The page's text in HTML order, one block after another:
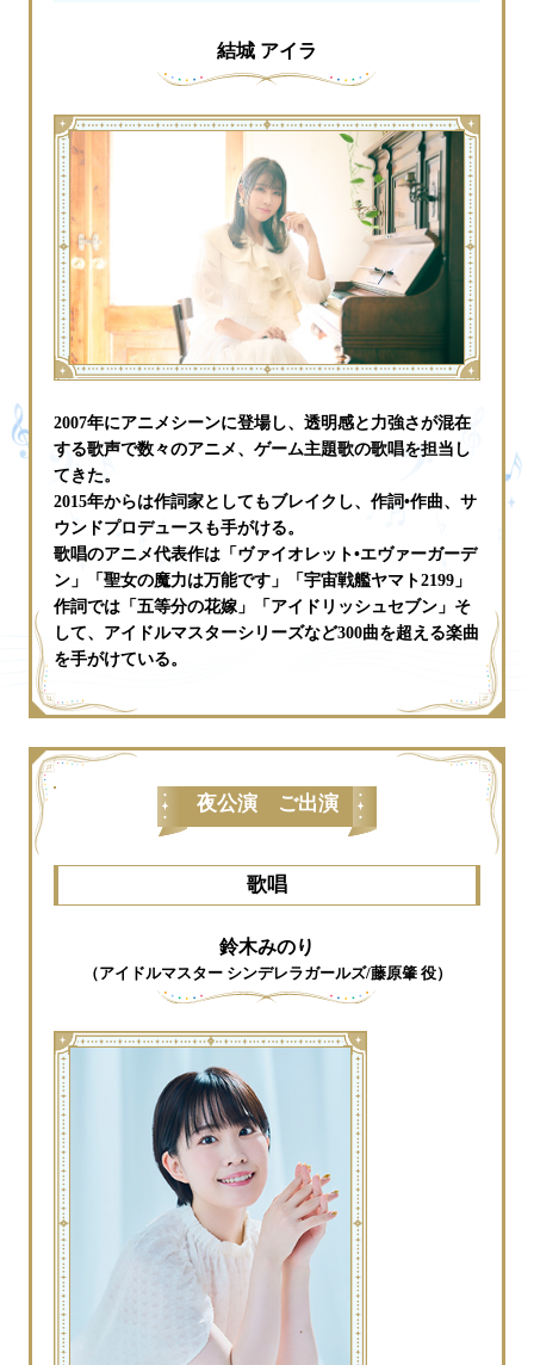
結城 アイラ
2007年にアニメシーンに登場し、透明感と力強さが混在
する歌声で数々のアニメ、ゲーム主題歌の歌唱を担当し
てきた。
2015年からは作詞家としてもブレイクし、作詞•作曲、サ
ウンドプロデュースも手がける。
歌唱のアニメ代表作は「ヴァイオレット•エヴァーガーデ
ン」「聖女の魔力は万能です」「宇宙戦艦ヤマト2199」
作詞では「五等分の花嫁」「アイドリッシュセブン」そ
して、アイドルマスターシリーズなど300曲を超える楽曲
を手がけている。
夜公演 ご出演
歌唱
鈴木みのり
（アイドルマスター シンデレラガールズ/藤原肇 役）